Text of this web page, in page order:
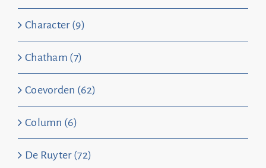
Character (9)
Chatham (7)
Coevorden (62)
Column (6)
De Ruyter (72)